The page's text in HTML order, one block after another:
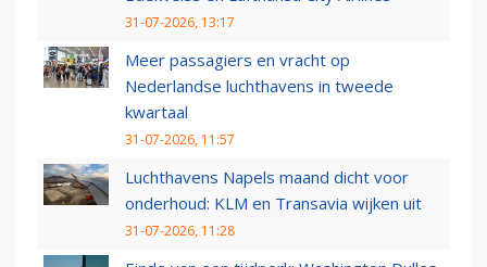
31-07-2026, 13:17
Meer passagiers en vracht op
Nederlandse luchthavens in tweede
kwartaal
31-07-2026, 11:57
Luchthavens Napels maand dicht voor
onderhoud: KLM en Transavia wijken uit
31-07-2026, 11:28